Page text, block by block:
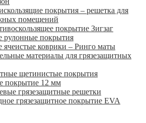
покрытия – решетка для
помещений
покрытие Зигзаг
рулонные покрытия
ячеистые коврики – Ринго маты
материалы для грязезащитных
щетинистые покрытия
покрытие 12 мм
грязезащитные решетки
грязезащитное покрытие EVA